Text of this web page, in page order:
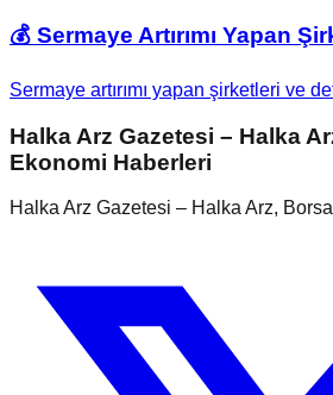
💰 Sermaye Artırımı Yapan
Sermaye artırımı yapan şirketleri ve
Halka Arz Gazetesi – Halka
Ekonomi Haberleri
Halka Arz Gazetesi – Halka Arz,